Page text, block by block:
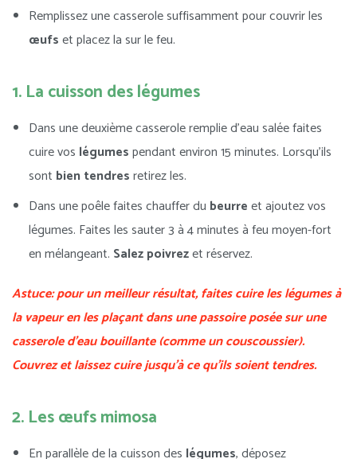
Remplissez une casserole suffisamment pour couvrir les
œufset placez la sur le feu.
1. La cuisson des légumes
Dans une deuxième casserole remplie d’eau salée faites
cuire vos légumespendant environ 15 minutes. Lorsqu’ils
sont bien tendresretirez les.
Dans une poêle faites chauffer du beurreet ajoutez vos
légumes. Faites les sauter 3 à 4 minutes à feu moyen-fort
en mélangeant. Salez poivrezet réservez.
Astuce: pour un meilleur résultat, faites cuire les légumes à
la vapeur en les plaçant dans une passoire posée sur une
casserole d’eau bouillante (comme un couscoussier).
Couvrez et laissez cuire jusqu’à ce qu’ils soient tendres.
2. Les œufs mimosa
En parallèle de la cuisson des légumes, déposez